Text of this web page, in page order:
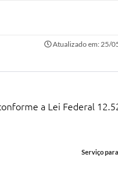
Atualizado em: 25/
a Lei Federal
Serviço